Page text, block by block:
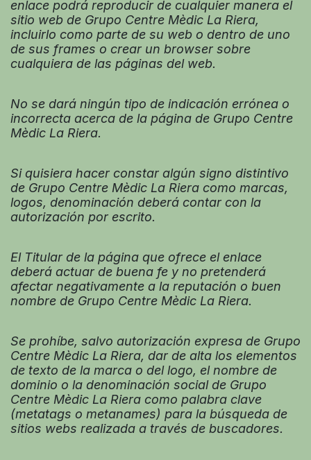
enlace podrá reproducir de cualquier manera el
sitio web de Grupo Centre Mèdic La Riera,
incluirlo como parte de su web o dentro de uno
de sus frames o crear un browser sobre
cualquiera de las páginas del web.
No se dará ningún tipo de indicación errónea o
incorrecta acerca de la página de Grupo Centre
Mèdic La Riera.
Si quisiera hacer constar algún signo distintivo
de Grupo Centre Mèdic La Riera como marcas,
logos, denominación deberá contar con la
autorización por escrito.
El Titular de la página que ofrece el enlace
deberá actuar de buena fe y no pretenderá
afectar negativamente a la reputación o buen
nombre de Grupo Centre Mèdic La Riera.
Se prohíbe, salvo autorización expresa de Grupo
Centre Mèdic La Riera, dar de alta los elementos
de texto de la marca o del logo, el nombre de
dominio o la denominación social de Grupo
Centre Mèdic La Riera como palabra clave
(metatags o metanames) para la búsqueda de
sitios webs realizada a través de buscadores.